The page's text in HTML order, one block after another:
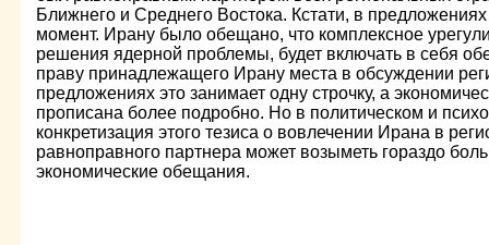
Ближнего и Среднего Востока. Кстати, в
момент. Ирану было обещано, что комплексное
решения ядерной проблемы, будет включать в себя
праву принадлежащего Ирану места в обсуждении
предложениях это занимает одну строчку, а
прописана более подробно. Но в политическом и
конкретизация этого тезиса о вовлечении Ирана в
равноправного партнера может возыметь гораздо
экономические обещания.